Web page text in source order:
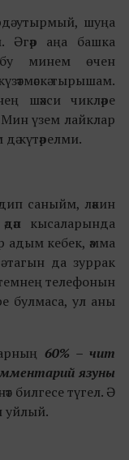
утырмый, шуңа
Әгәр аңа башка
минем өчен
тырышам.
шәхси чикләре
үзем лайклар
күтәрелми.
саныйм, ләкин
кысаларында
адым кебек, әмма
тагын да зуррак
телефонын
булмаса, ул аны
60% – чит
язуны
билгесе түгел. Ә
уйлый.